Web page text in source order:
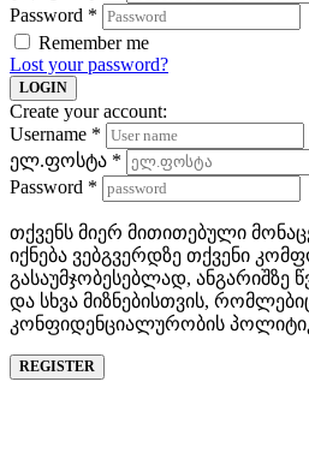
Password *
Remember me
Lost your password?
LOGIN
Create your account:
Username *
ელ.ფოსტა *
Password *
თქვენს მიერ მითითებული
იქნება ვებგვერდზე თქვენი
გასაუმჯობესებლად, ანგარიშზე
და სხვა მიზნებისთვის,
კონფიდენციალურობის
REGISTER